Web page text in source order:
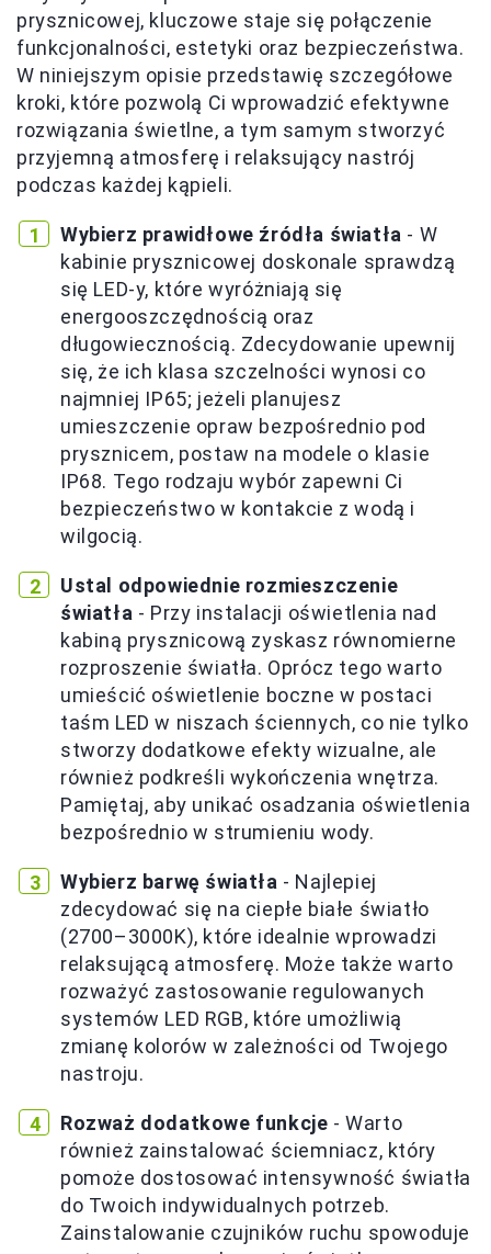
prysznicowej, kluczowe staje się połączenie
funkcjonalności, estetyki oraz bezpieczeństwa.
W niniejszym opisie przedstawię szczegółowe
kroki, które pozwolą Ci wprowadzić efektywne
rozwiązania świetlne, a tym samym stworzyć
przyjemną atmosferę i relaksujący nastrój
podczas każdej kąpieli.
Wybierz prawidłowe źródła światła - W
kabinie prysznicowej doskonale sprawdzą
się LED-y, które wyróżniają się
energooszczędnością oraz
długowiecznością. Zdecydowanie upewnij
się, że ich klasa szczelności wynosi co
najmniej IP65; jeżeli planujesz
umieszczenie opraw bezpośrednio pod
prysznicem, postaw na modele o klasie
IP68. Tego rodzaju wybór zapewni Ci
bezpieczeństwo w kontakcie z wodą i
wilgocią.
Ustal odpowiednie rozmieszczenie
światła - Przy instalacji oświetlenia nad
kabiną prysznicową zyskasz równomierne
rozproszenie światła. Oprócz tego warto
umieścić oświetlenie boczne w postaci
taśm LED w niszach ściennych, co nie tylko
stworzy dodatkowe efekty wizualne, ale
również podkreśli wykończenia wnętrza.
Pamiętaj, aby unikać osadzania oświetlenia
bezpośrednio w strumieniu wody.
Wybierz barwę światła - Najlepiej
zdecydować się na ciepłe białe światło
(2700–3000K), które idealnie wprowadzi
relaksującą atmosferę. Może także warto
rozważyć zastosowanie regulowanych
systemów LED RGB, które umożliwią
zmianę kolorów w zależności od Twojego
nastroju.
Rozważ dodatkowe funkcje - Warto
również zainstalować ściemniacz, który
pomoże dostosować intensywność światła
do Twoich indywidualnych potrzeb.
Zainstalowanie czujników ruchu spowoduje